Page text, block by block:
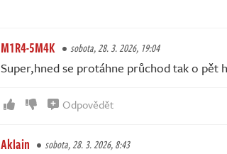
M1R4-5M4K sobota, 28. 3. 2026, 19:04
Super,hned se protáhne průchod tak o pět
Odpovědět
Aklain sobota, 28. 3. 2026, 8:43